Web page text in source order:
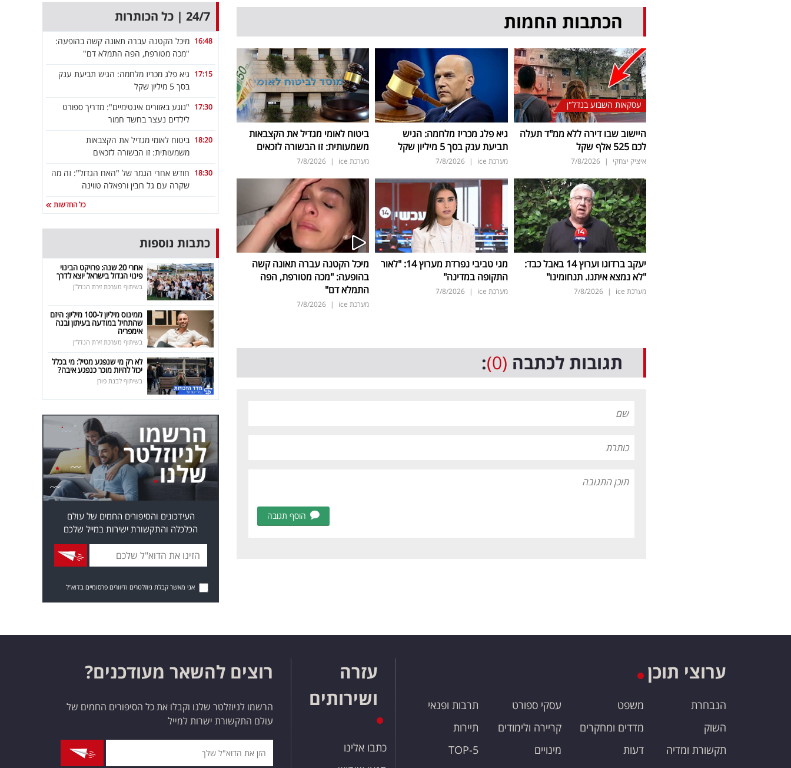
הכתבות החמות
עסקאות השבוע בנדל"ן
היישוב שבו דירה ללא ממ"ד תעלה
לכם 525 אלף שקל
איציק יצחקי |
7/8/2026
גיא פלג מכריז מלחמה: הגיש
תביעת ענק בסך 5 מיליון שקל
מערכת ice |
7/8/2026
ביטוח לאומי מגדיל את הקצבאות
משמעותית: זו הבשורה לזכאים
מערכת ice |
7/8/2026
יעקב ברדוגו וערוץ 14 באבל כבד:
"לא נמצא איתנו. תנחומינו"
מערכת ice |
7/8/2026
מגי טביבי נפרדת מערוץ 14: "לאור
התקופה במדינה"
מערכת ice |
7/8/2026
מיכל הקטנה עברה תאונה קשה
בהופעה: "מכה מטורפת, הפה
התמלא דם"
מערכת ice |
7/8/2026
תגובות לכתבה (0)
:
הוסף תגובה
24/7 | כל הכותרות
16:48 מיכל הקטנה עברה תאונה קשה בהופעה:
"מכה מטורפת, הפה התמלא דם"
17:15 גיא פלג מכריז מלחמה: הגיש תביעת ענק
בסך 5 מיליון שקל
17:30 "נוגע באזורים אינטימיים": מדריך ספורט
לילדים נעצר בחשד חמור
18:20 ביטוח לאומי מגדיל את הקצבאות
משמעותית: זו הבשורה לזכאים
18:30 חודש אחרי הגמר של "האח הגדול": זה מה
שקרה עם גל רובין ורפאלה טווינה
כל החדשות
כתבות נוספות
אחרי 20 שנה: פרויקט הבינוי
פינוי הגדול בישראל יוצא לדרך
בשיתוף מערכת זירת הנדל"ן
ממינוס מיליון ל-100 מיליון: היזם
שהתחיל במודעה בעיתון ובנה
אימפריה
בשיתוף מערכת זירת הנדל"ן
לא רק מי שנפגע מטיל: מי בכלל
יכול להיות מוכר כנפגע איבה?
בשיתוף לבנת פורן
העידכונים והסיפורים החמים של עולם
הכלכלה והתקשורת ישירות במייל שלכם
אני מאשר קבלת ניוזלטרים ודיוורים פרסומיים בדוא"ל
ערוצי תוכן
הנבחרת
השוק
תקשורת ומדיה
משפט
מדדים ומחקרים
דעות
עסקי ספורט
קריירה ולימודים
מינויים
תרבות ופנאי
תיירות
TOP-5
עזרה
ושירותים
כתבו אלינו
רוצים להשאר מעודכנים?
הרשמו לניוזלטר שלנו וקבלו את כל הסיפורים החמים של
עולם התקשורת ישרות למייל